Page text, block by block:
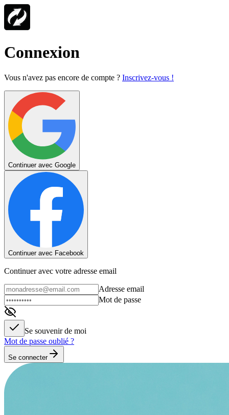
Connexion
Vous n'avez pas encore de compte ? Inscrivez-vous !
Continuer avec Google
Continuer avec Facebook
Continuer avec votre adresse email
Adresse email
Mot de passe
Se souvenir de moi
Mot de passe oublié ?
Se connecter